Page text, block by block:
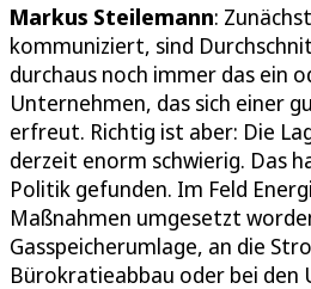
Markus Steilemann:
kommuniziert, sind
durchaus noch immer das ein
Unternehmen, das sich einer
erfreut. Richtig ist aber: Die
derzeit enorm schwierig. Das
Politik gefunden. Im Feld
Maßnahmen umgesetzt
Gasspeicherumlage, an die
Bürokratieabbau oder bei den